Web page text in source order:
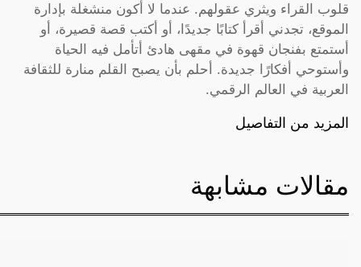
قلوب القراء ويثري عقولهم. عندما لا أكون منشغلة بإدارة
الموقع، تجدني أقرأ كتابًا جديدًا، أو أكتب قصة قصيرة، أو
أستمتع بفنجان قهوة في مقهى هادئ أتأمل فيه الحياة
وأستوحي أفكارًا جديدة. أحلم بأن يصبح القلم منارة للثقافة
العربية في العالم الرقمي.
المزيد من التفاصيل
مقالات مشابهة